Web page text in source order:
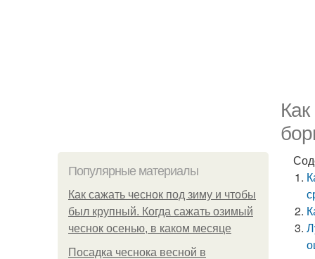
Популярные материалы
Как сажать чеснок под зиму и чтобы
был крупный. Когда сажать озимый
чеснок осенью, в каком месяце
Посадка чеснока весной в